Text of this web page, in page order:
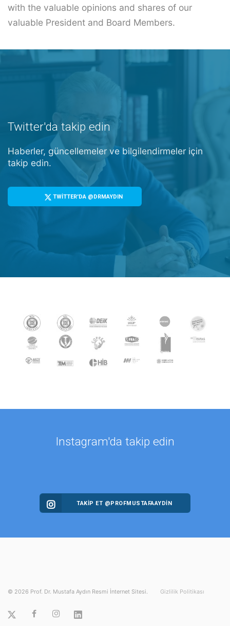
with the valuable opinions and shares of our
valuable President and Board Members.
Twitter'da takip edin
Haberler, güncellemeler ve bilgilendirmeler için
takip edin.
TWİTTER'DA @DRMAYDIN
Instagram'da takip edin
TAKİP ET @PROFMUSTAFAAYDIN
© 2026 Prof. Dr. Mustafa Aydın Resmi İnternet Sitesi. Gizlilik Politikası